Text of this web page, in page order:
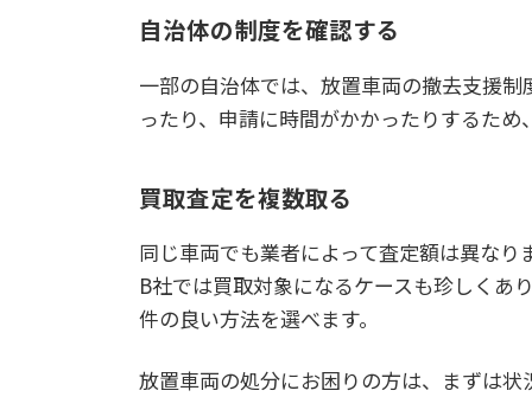
自治体の制度を確認する
一部の自治体では、放置車両の撤去支援
ったり、申請に時間がかかったりするた
買取査定を複数取る
同じ車両でも業者によって査定額は異な
B社では買取対象になるケースも珍しくあ
件の良い方法を選べます。
放置車両の処分にお困りの方は、まずは